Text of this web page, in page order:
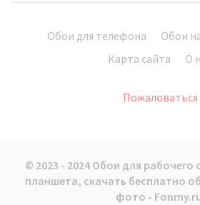
Обои для телефона
Обои
Карта сайта
О
Пожаловаться
© 2023 - 2024 Обои для
планшета, скачать бесплатно
фото -